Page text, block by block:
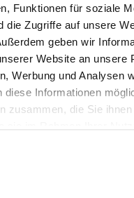
Funktionen für soziale
die Zugriffe auf unsere
geben wir
Website an unsere
Werbung und Analysen
diese Informationen
zusammen, die Sie
entwickelt, das
Mitarbeiter*innen
stellt. Und dies mit
fokussiert
Beratung lässt
neue mediale
den Beratungs-
lässt sich